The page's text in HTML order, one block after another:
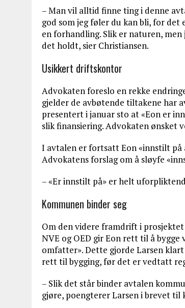
– Man vil alltid finne ting i denne
god som jeg føler du kan bli, for
en forhandling. Slik er naturen,
det holdt, sier Christiansen.
Usikkert driftskontor
Advokaten foreslo en rekke
gjelder de avbøtende tiltakene har
presentert i januar sto at «Eon er
slik finansiering. Advokaten ønsket
I avtalen er fortsatt Eon «innstilt på
Advokatens forslag om å sløyfe
– «Er innstilt på» er helt
Kommunen binder seg
Om den videre framdrift i
NVE og OED gir Eon rett til å
omfatter». Dette gjorde Larsen
rett til bygging, før det er vedtatt
– Slik det står binder avtalen
gjøre, poengterer Larsen i brevet til